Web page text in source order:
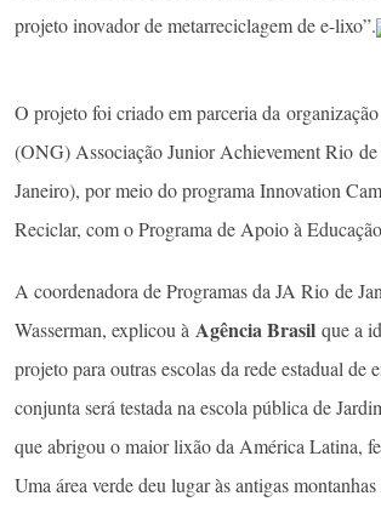
projeto inovador de metarreciclagem de e-lixo”.
O projeto foi criado em parceria da
(ONG) Associação Junior Achievement Rio
Janeiro), por meio do programa Innovation
Reciclar, com o Programa de Apoio à
A coordenadora de Programas da JA Rio de
Wasserman, explicou à Agência Brasil que a
projeto para outras escolas da rede estadual de
conjunta será testada na escola pública de
que abrigou o maior lixão da América Latina,
Uma área verde deu lugar às antigas